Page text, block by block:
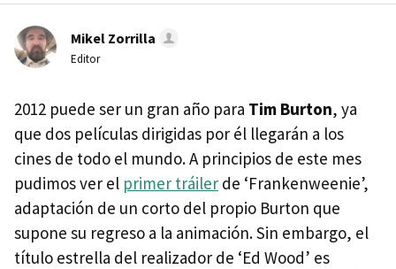
Mikel Zorrilla
Editor
2012 puede ser un gran año para Tim Burton, ya
que dos películas dirigidas por él llegarán a los
cines de todo el mundo. A principios de este mes
pudimos ver el primer tráiler de ‘Frankenweenie’,
adaptación de un corto del propio Burton que
supone su regreso a la animación. Sin embargo, el
título estrella del realizador de ‘Ed Wood’ es